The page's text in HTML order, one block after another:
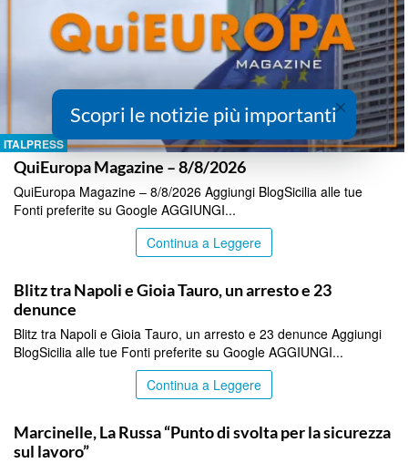
ITALPRESS
QuiEuropa Magazine – 8/8/2026
QuiEuropa Magazine – 8/8/2026 Aggiungi BlogSicilia alle tue
Fonti preferite su Google AGGIUNGI...
Continua a Leggere
Blitz tra Napoli e Gioia Tauro, un arresto e 23
denunce
Blitz tra Napoli e Gioia Tauro, un arresto e 23 denunce Aggiungi
BlogSicilia alle tue Fonti preferite su Google AGGIUNGI...
Continua a Leggere
Marcinelle, La Russa “Punto di svolta per la sicurezza
sul lavoro”
×
Scopri le notizie più importanti